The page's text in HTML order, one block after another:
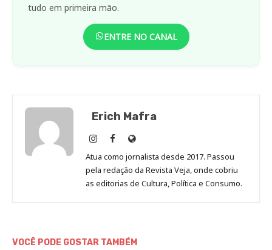
tudo em primeira mão.
ENTRE NO CANAL
Erich Mafra
Erich
Mafra
no
Instagram
Erich
Mafra
no
Facebook
Site
de
Erich
Mafra
Atua como jornalista desde 2017. Passou
pela redação da Revista Veja, onde cobriu
as editorias de Cultura, Política e Consumo.
VOCÊ PODE GOSTAR TAMBÉM